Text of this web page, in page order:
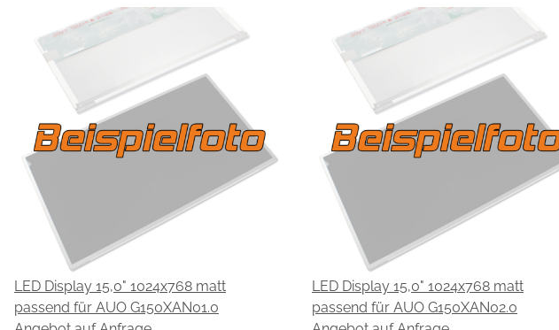
LED Display 15,0" 1024x768 matt
passend für AUO G150XAN01.0
LED Display 15,0" 1024x768 matt
passend für AUO G150XAN02.0